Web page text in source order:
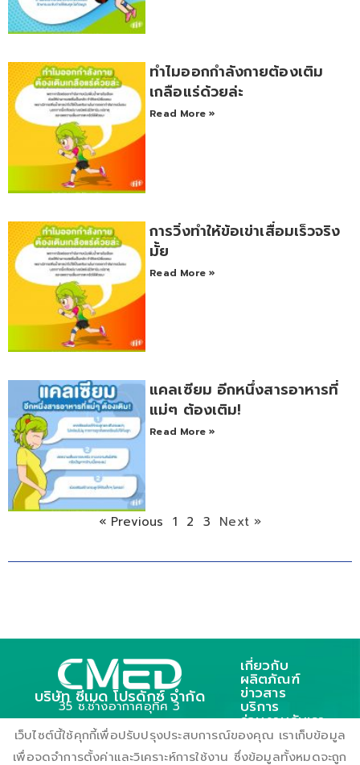
ทำไมออกกำลังกายต้องเติม
เกลือแร่ด้วยล่ะ
Read More »
การวิ่งทำให้ข้อเข่าเสื่อมเร็วจริง
มั้ย
Read More »
แคลเซียม อีกหนึ่งสารอาหารที่
แม่ๆ ต้องเติม!
Read More »
« Previous 1 2 3 Next »
บริษัท ซีเมด โปรดักซ์ จำกัด
35 ซ.ช่างอากาศอุทิศ 3
ถ.ช่างอากาศอุทิศ แขวงดอนเมือง
เขตตอนเมือง กรุงเทพฯ 10210
เกี่ยวกับ
ผลิตภัณฑ์
ข่าวสาร
บริการ
ร่วมงานกับเรา
ติดต่อเรา
เว็บไซต์นี้ใช้คุกกี้เพื่อปรับปรุงประสบการณ์ของคุณ เราเก็บข้อมูล
เพื่อจดจำการตั้งค่าและวิเคราะห์การใช้งาน ซึ่งข้อมูลทั้งหมดจะถูก